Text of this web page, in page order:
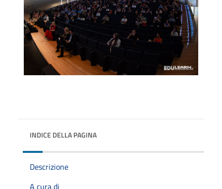
INDICE DELLA PAGINA
Descrizione
A cura di